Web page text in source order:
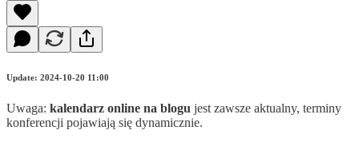
Update: 2024-10-20 11:00
Uwaga: kalendarz online na blogu jest zawsze aktualny, terminy
konferencji pojawiają się dynamicznie.